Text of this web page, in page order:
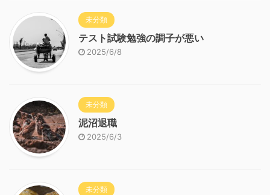
未分類
テスト試験勉強の調子が悪い
2025/6/8
未分類
泥沼退職
2025/6/3
未分類